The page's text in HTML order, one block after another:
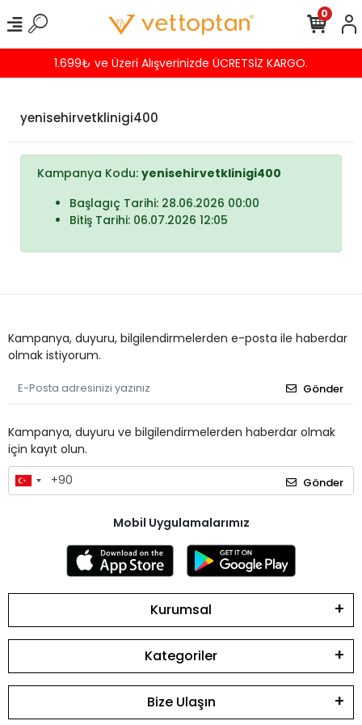
1.699₺ ve Üzeri Alışverinizde ÜCRETSİZ KARGO.
0
yenisehirvetklinigi400
Kampanya Kodu: yenisehirvetklinigi400
Başlagıç Tarihi: 28.06.2026 00:00
Bitiş Tarihi: 06.07.2026 12:05
Kampanya, duyuru, bilgilendirmelerden e-posta ile haberdar
olmak istiyorum.
Gönder
Kampanya, duyuru ve bilgilendirmelerden haberdar olmak
için kayıt olun.
Gönder
Mobil Uygulamalarımız
Kurumsal
Kategoriler
Bize Ulaşın